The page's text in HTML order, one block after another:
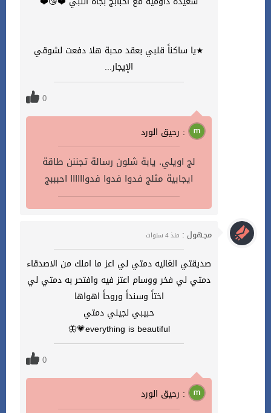
★يا ساكناً قلبي بعقد محبة هلا دفعت لشوقي
الإيجار...
0
رحيق الورد :
لج اويلي. يابة شلون رسالة تجننن طاقة
ايجابية مثلج فدوا فدوا فدواااااا احبببج
مجهول : منذ 4 سنوات
صديقتي الغاليه دمتي لي اعز ما املك من الاصدقاء
دمتي لي فخر ووسام اعتز فيه وافتحر به دمتي لي
اختاً وسنداً وروحاً اهواها
حبيبي لجيني دمتي
everything is beautiful💗🦋
0
رحيق الورد :